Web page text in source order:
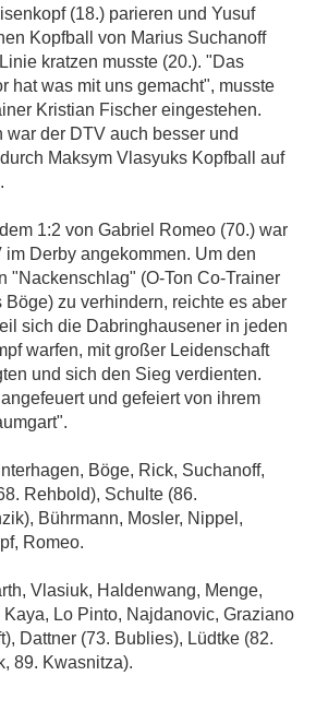
(18.) parieren und Yusuf
Kopfball von Marius Suchanoff
kratzen musste (20.). "Das
hat was mit uns gemacht", musste
Kristian Fischer eingestehen.
war der DTV auch besser und
Maksym Vlasyuks Kopfball auf
1:2 von Gabriel Romeo (70.) war
im Derby angekommen. Um den
"Nackenschlag" (O-Ton Co-Trainer
Böge) zu verhindern, reichte es aber
sich die Dabringhausener in jeden
warfen, mit großer Leidenschaft
und sich den Sieg verdienten.
angefeuert und gefeiert von ihrem
Böge, Rick, Suchanoff,
Rehbold), Schulte (86.
Bührmann, Mosler, Nippel,
Romeo.
Vlasiuk, Haldenwang, Menge,
Kaya, Lo Pinto, Najdanovic, Graziano
Dattner (73. Bublies), Lüdtke (82.
89. Kwasnitza).